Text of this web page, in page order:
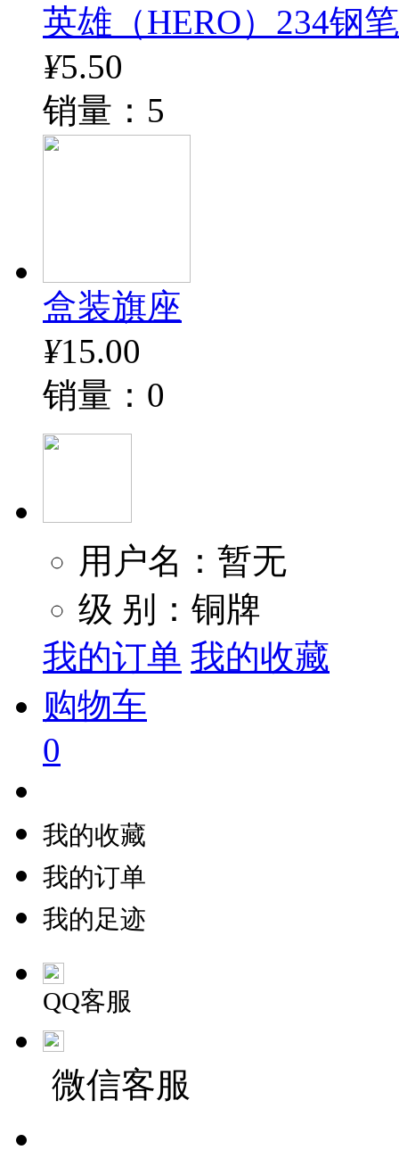
英雄（HERO）234钢
¥5.50
销量：5
盒装旗座
¥15.00
销量：0
用户名：暂无
级 别：铜牌
我的订单 我的收藏
购物车
0
我的收藏
我的订单
我的足迹
QQ客服
微信客服